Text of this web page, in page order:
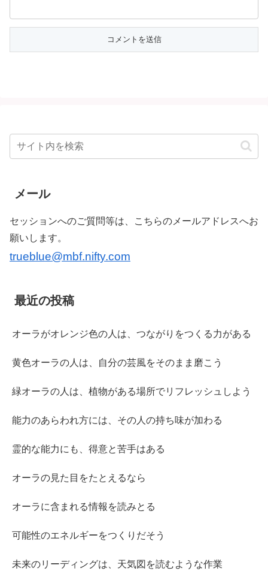
メール
セッションへのご質問等は、こちらのメールアドレスへお
願いします。
trueblue@mbf.nifty.com
最近の投稿
オーラがオレンジ色の人は、つながりをつくる力がある
黄色オーラの人は、自分の芸風をそのまま磨こう
緑オーラの人は、植物がある場所でリフレッシュしよう
能力のあらわれ方には、その人の持ち味が加わる
霊的な能力にも、得意と苦手はある
オーラの見た目をたとえるなら
オーラに含まれる情報を読みとる
可能性のエネルギーをつくりだそう
未来のリーディングは、天気図を読むような作業